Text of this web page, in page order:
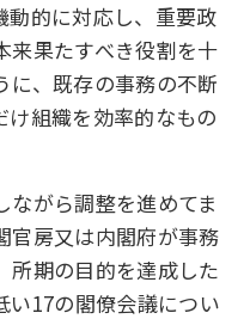
動的に対応し、重要政
来果たすべき役割を十
に、既存の事務の不断
け組織を効率的なもの
がら調整を進めてま
官房又は内閣府が事務
所期の目的を達成した
い17の閣僚会議につい